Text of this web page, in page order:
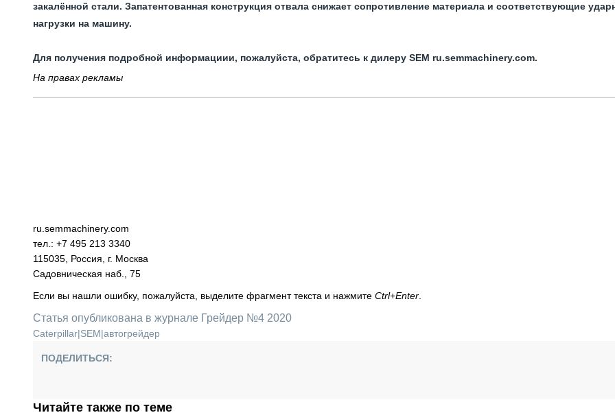
закалённой стали. Запатентованная конструкция отвала снижает сопротивление материала и соответствующие
нагрузки на машину.
Для получения подробной информациии, пожалуйста, обратитесь к дилеру SEM ru.semmachinery.com.
На правах рекламы
ru.semmachinery.com
тел.: +7 495 213 3340
115035, Россия, г. Москва
Садовническая наб., 75
Если вы нашли ошибку, пожалуйста, выделите фрагмент текста и нажмите Ctrl+Enter
Статья опубликована в журнале Грейдер №4 2020
Caterpillar|SEM|автогрейдер
ПОДЕЛИТЬСЯ:
Читайте также по теме